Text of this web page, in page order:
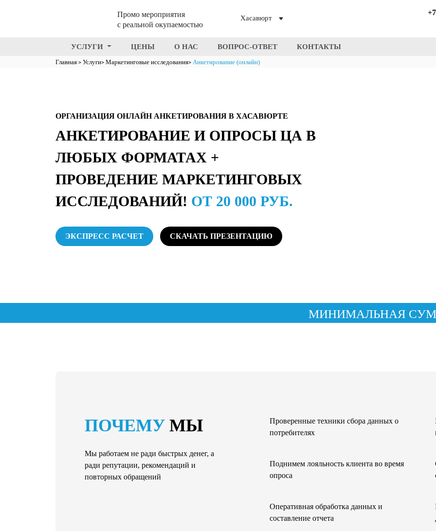
Промо мероприятия
с реальной окупаемостью
Хасавюрт
УСЛУГИ ЦЕНЫ О НАС ВОПРОС-ОТВЕТ КОНТАКТЫ
Главная Услуги Маркетинговые исследования Анкетирование (онлайн)
ОРГАНИЗАЦИЯ ОНЛАЙН АНКЕТИРОВАНИЯ В ХАСАВЮРТЕ
АНКЕТИРОВАНИЕ И ОПРОСЫ ЦА В
ЛЮБЫХ ФОРМАТАХ +
ПРОВЕДЕНИЕ МАРКЕТИНГОВЫХ
ИССЛЕДОВАНИЙ! ОТ 20 000 РУБ.
ЭКСПРЕСС РАСЧЕТ СКАЧАТЬ ПРЕЗЕНТАЦИЮ
МИНИМАЛЬНАЯ
ПОЧЕМУ МЫ
Мы работаем не ради быстрых денег, а
ради репутации, рекомендаций и
повторных обращений
Проверенные техники сбора данных о
потребителях
Поднимем лояльность клиента во время
опроса
Оперативная обработка данных и
составление отчета